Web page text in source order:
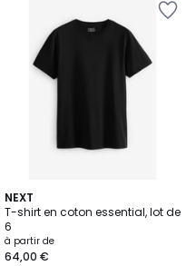
NEXT
T-shirt en coton essential, lot de
6
à partir de
64,00 €
10
Couleurs